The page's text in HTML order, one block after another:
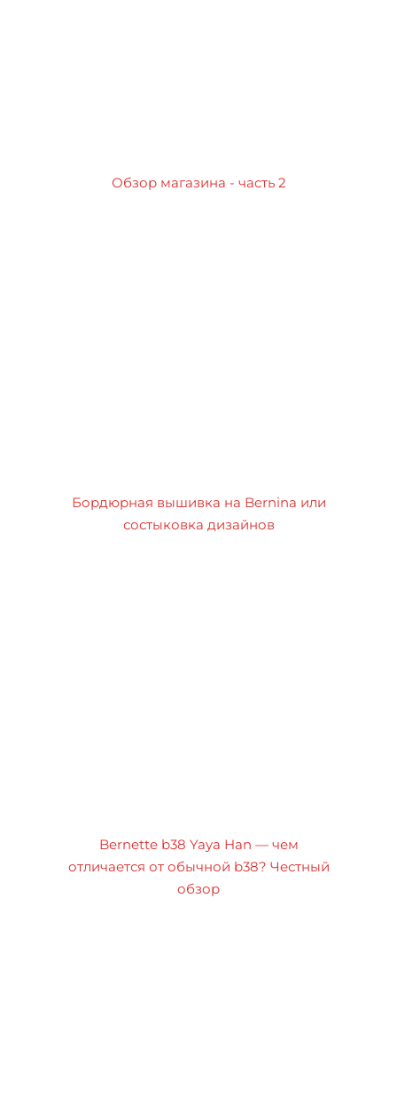
Обзор магазина - часть 2
Бордюрная вышивка на Bernina или
состыковка дизайнов
Bernette b38 Yaya Han — чем
отличается от обычной b38? Честный
обзор